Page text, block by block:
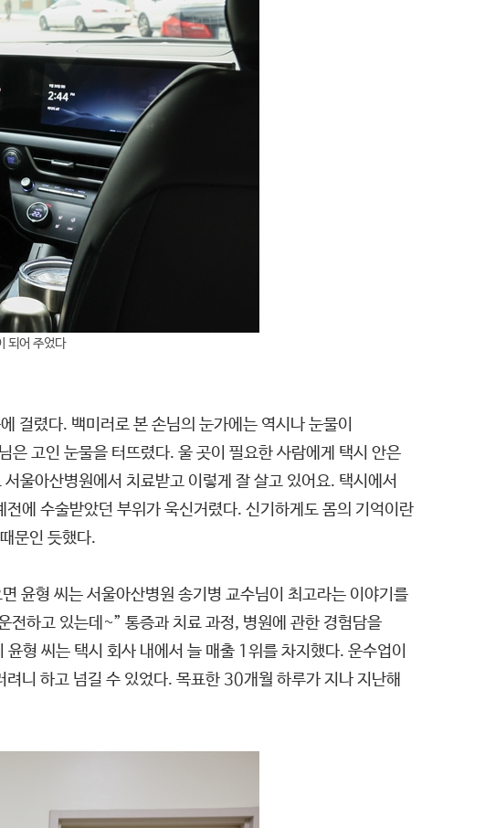
되어 주었다
걸렸다. 백미러로 본 손님의 눈가에는 역시나 눈물이
은 고인 눈물을 터뜨렸다. 울 곳이 필요한 사람에게 택시 안은
울아산병원에서 치료받고 이렇게 잘 살고 있어요. 택시에서
에 수술받았던 부위가 욱신거렸다. 신기하게도 몸의 기억이란
문인 듯했다.
윤형 씨는 서울아산병원 송기병 교수님이 최고라는 이야기를
전하고 있는데~” 통증과 치료 과정, 병원에 관한 경험담을
형 씨는 택시 회사 내에서 늘 매출 1위를 차지했다. 운수업이
니 하고 넘길 수 있었다. 목표한 30개월 하루가 지나 지난해